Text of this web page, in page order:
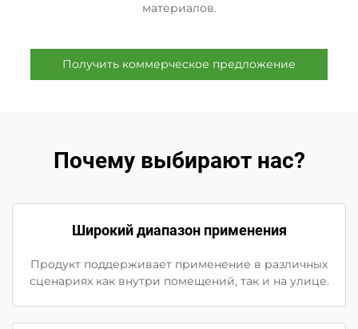
материалов.
Получить коммерческое предложение
Почему выбирают нас?
Широкий диапазон применения
Продукт поддерживает применение в различных
сценариях как внутри помещений, так и на улице.